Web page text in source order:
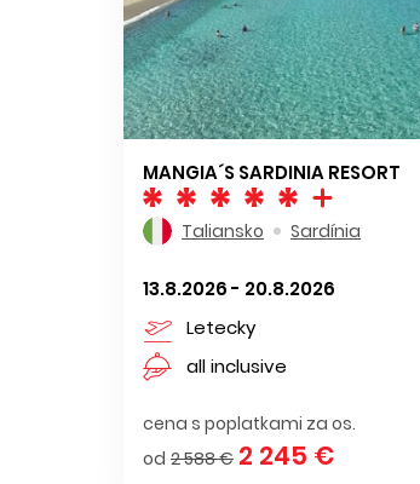
MANGIA´S SARDINIA RESORT
Taliansko Sardínia
13.8.2026 - 20.8.2026
Letecky
all inclusive
cena s poplatkami za os.
od 2 588 € 2 245 €